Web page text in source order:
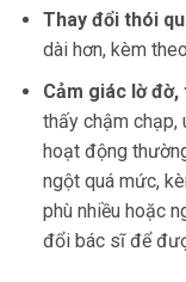
Thay đổi thói
dài hơn, kèm
Cảm giác lờ
thấy chậm chạp,
hoạt động
ngột quá mức,
phù nhiều hoặc
đổi bác sĩ để